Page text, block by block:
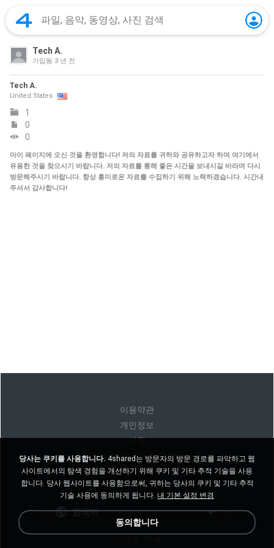
Tech A.
가입됨 3 년 전
Tech A.
United States
1
0
0
마이 페이지에 오신 것을 환영합니다! 저의 자료를 귀하와 공유하고자 하며 여기에서
유용한 것을 찾으시기 바랍니다. 저의 자료를 통해 좋은 시간을 보내시길 바라며 다시
방문해주시기 바랍니다. 항상 흥미로운 자료를 수집하기 위해 노력하겠습니다. 시간내
주셔서 감사합니다!
이용약관
개인정보
지원
내 개인 정보를 판매하지 마십시오
내 개인 정보를 공유하지 마십시오
한국어
당사는 쿠키를 사용합니다. 4shared는 방문자의 방문 경로를 파악하고 웹
사이트에서의 탐색 경험을 개선하기 위해 쿠키 및 기타 추적 기술을 사용
합니다. 당사 웹사이트를 사용함으로써, 귀하는 당사의 쿠키 및 기타 추적
기술 사용에 동의하게 됩니다. 내 기본 설정 변경
동의합니다